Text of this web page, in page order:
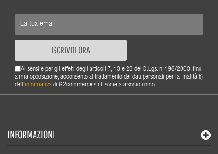
ISCRIVITI ORA
Ai sensi e per gli effetti degli articoli 7, 13 e 23 del D.Lgs. n. 196/2003, fino
a mia opposizione, acconsento al trattamento dei dati personali per la finalità b)
dell'informativa di G2commerce s.r.l. società a socio unico
INFORMAZIONI